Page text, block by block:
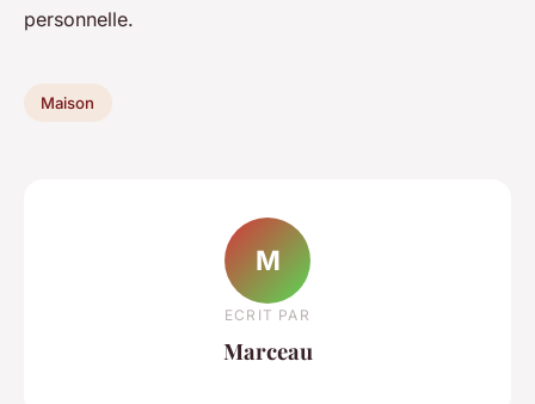
personnelle.
Maison
M
ECRIT PAR
Marceau